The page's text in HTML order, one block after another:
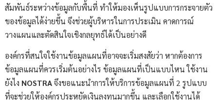
สัมพันธ์ระหว่างข้อมูลกับพื้นที่ ทำให้มองเห็นรูปแบบการกระจายตัว
ของข้อมูลได้ง่ายขึ้น จึงช่วยผู้บริหารในการประเมิน คาดการณ์
วางแผนและตัดสินใจเชิงกลยุทธ์ได้เป็นอย่างดี
องค์กรที่สนใจใช้งานข้อมูลแผนที่อาจจะเริ่มสงสัยว่า หากต้องการ
ข้อมูลแผนที่ควรเริ่มต้นอย่างไร ข้อมูลแผนที่เป็นแบบไหน ใช้งาน
ยังไง NOSTRAจึงขอแนะนำการให้บริการข้อมูลแผนที่ 2 รูปแบบ
ที่จะช่วยให้องค์กรประหยัดเงินลงทุนมากขึ้น และเลือกใช้งานได้